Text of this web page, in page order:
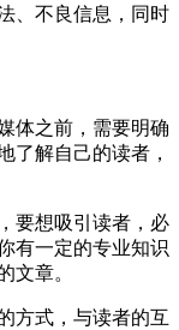
、不良信息，同时
体之前，需要明确
了解自己的读者，
要想吸引读者，必
有一定的专业知识
文章。
方式，与读者的互